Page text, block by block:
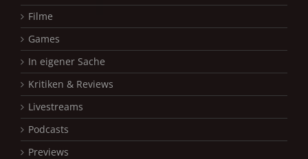
Filme
Games
In eigener Sache
Kritiken & Reviews
Livestreams
Podcasts
Previews